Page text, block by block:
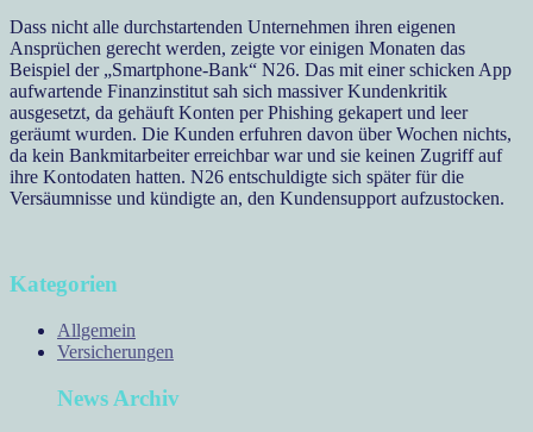
Dass nicht alle durchstartenden Unternehmen ihren eigenen
Ansprüchen gerecht werden, zeigte vor einigen Monaten das
Beispiel der „Smartphone-Bank“ N26. Das mit einer schicken App
aufwartende Finanzinstitut sah sich massiver Kundenkritik
ausgesetzt, da gehäuft Konten per Phishing gekapert und leer
geräumt wurden. Die Kunden erfuhren davon über Wochen nichts,
da kein Bankmitarbeiter erreichbar war und sie keinen Zugriff auf
ihre Kontodaten hatten. N26 entschuldigte sich später für die
Versäumnisse und kündigte an, den Kundensupport aufzustocken.
Kategorien
Allgemein
Versicherungen
News Archiv